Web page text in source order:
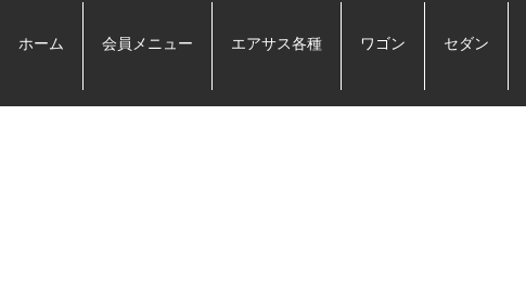
ホーム 会員メニュー エアサス各種 ワゴン セダン